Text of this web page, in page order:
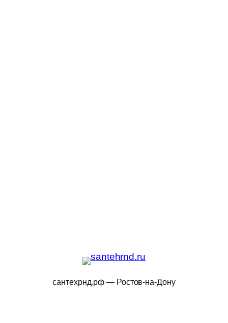
сантехрнд.рф — Ростов-на-Дону